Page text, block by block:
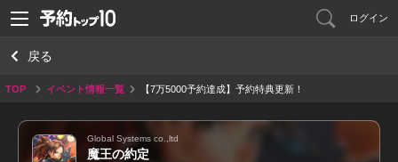
ログイン
戻る
TOP イベント情報一覧 【7万5000予約達成】予約特典更新！
Global Systems co.,ltd
魔王の約定